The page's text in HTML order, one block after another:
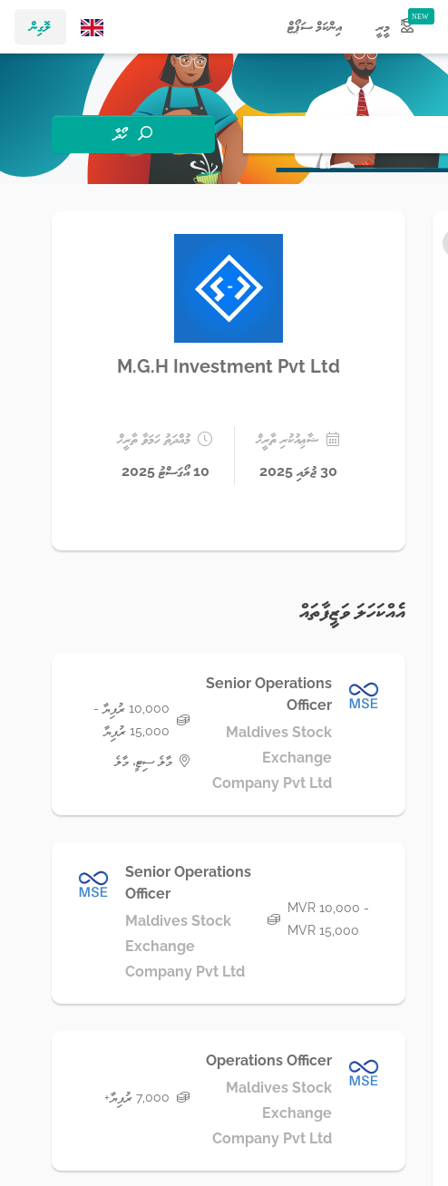
ލޮގިން މީރީ އިންކަމް ސަޕޯޓް
ހޯދާ
M.G.H Investment Pvt Ltd
ޝާޢިއުކުރި ތާރީޚް
30 ޖުލައި 2025
މުއްދަތު ހަމަވާ ތާރީޚް
10 އޯގަސްޓު 2025
އެއްކަހަލަ ވަޒީފާތައް
Senior Operations
Officer
Maldives Stock
Exchange
Company Pvt Ltd
10,000 ރުފިޔާ -
15,000 ރުފިޔާ
މާލެ ސިޓީ، މާލެ
Senior Operations
Officer
Maldives Stock
Exchange
Company Pvt Ltd
MVR 10,000 -
MVR 15,000
Operations Officer
Maldives Stock
Exchange
Company Pvt Ltd
7,000 ރުފިޔާ+